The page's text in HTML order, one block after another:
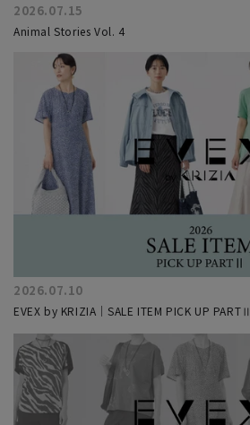
2026.07.15
Animal Stories Vol. 4
2026.07.10
EVEX by KRIZIA｜SALE ITEM PICK UP PARTⅡ